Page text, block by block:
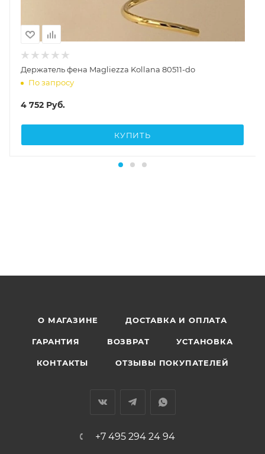
Держатель фена Magliezza Kollana 80511-do
По запросу
4 752 Руб.
КУПИТЬ
О МАГАЗИНЕ ДОСТАВКА И ОПЛАТА
ГАРАНТИЯ ВОЗВРАТ УСТАНОВКА
КОНТАКТЫ ОТЗЫВЫ ПОКУПАТЕЛЕЙ
+7 495 294 24 94